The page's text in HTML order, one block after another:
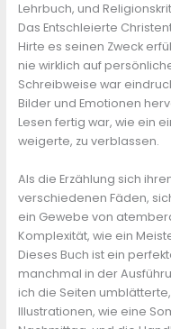
Lehrbuch, und
Das Entschleierte
Hirte es seinen Zweck
nie wirklich auf
Schreibweise war
Bilder und Emotionen
Lesen fertig war, wie ein
weigerte, zu verblassen.
Als die Erzählung sich
verschiedenen Fäden,
ein Gewebe von
Komplexität, wie ein
Dieses Buch ist ein
manchmal in der
ich die Seiten
Illustrationen, wie eine